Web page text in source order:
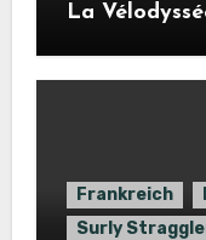
La
Frankreich
Surly